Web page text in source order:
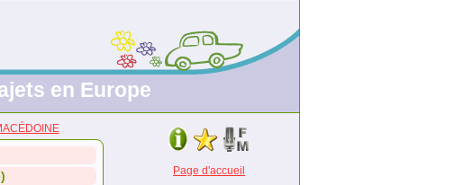
en Europe
Page d'accueil